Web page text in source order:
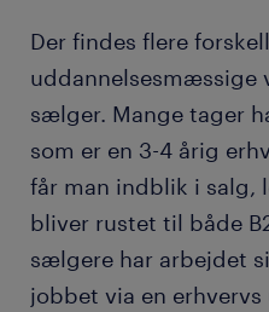
Der findes flere
uddannelsesmæssige
sælger. Mange tager
som er en 3-4 årig
får man indblik i salg,
bliver rustet til både
sælgere har arbejdet
jobbet via en erhvervs